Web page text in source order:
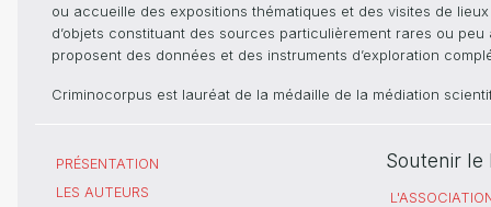
ou accueille des expositions thématiques et des visites de
d’objets constituant des sources particulièrement rares ou
proposent des données et des instruments d’exploration
Criminocorpus est lauréat de la médaille de la médiation
PRÉSENTATION
LES AUTEURS
Soutenir le